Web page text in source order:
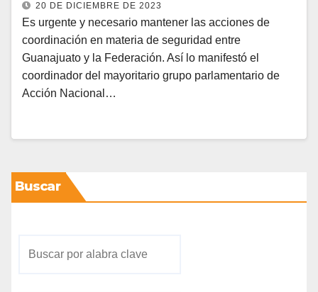
20 DE DICIEMBRE DE 2023
Es urgente y necesario mantener las acciones de
coordinación en materia de seguridad entre
Guanajuato y la Federación. Así lo manifestó el
coordinador del mayoritario grupo parlamentario de
Acción Nacional…
Buscar